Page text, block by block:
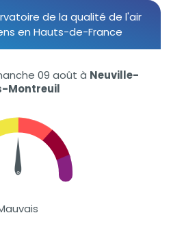
de la qualité de l'air
en Hauts-de-France
09 août à Neuville-
Montreuil